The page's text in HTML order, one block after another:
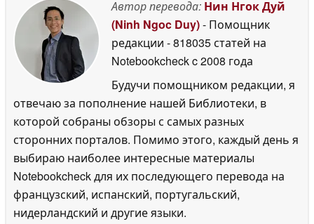
Автор перевода: Нин Нгок Дуй
(Ninh Ngoc Duy)- Помощник
редакции - 818035 статей на
Notebookcheckc 2008 года
Будучи помощником редакции, я
отвечаю за пополнение нашей Библиотеки, в
которой собраны обзоры с самых разных
сторонних порталов. Помимо этого, каждый день я
выбираю наиболее интересные материалы
Notebookcheck для их последующего перевода на
французский, испанский, португальский,
нидерландский и другие языки.